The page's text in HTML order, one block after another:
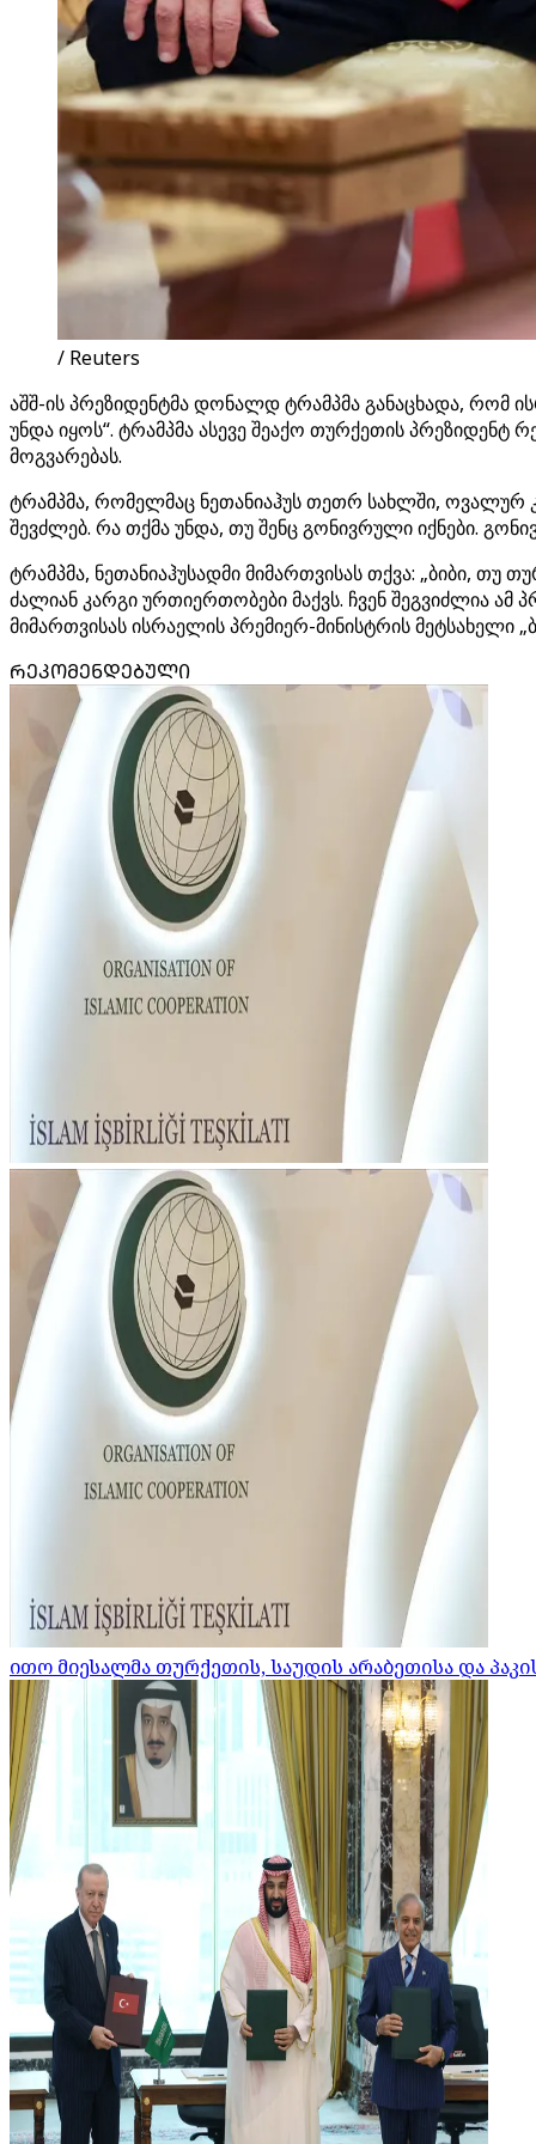
/ Reuters
აშშ-ის პრეზიდენტმა დონალდ ტრამპმა განაცხადა, რომ
უნდა იყოს“. ტრამპმა ასევე შეაქო თურქეთის
მოგვარებას.
ტრამპმა, რომელმაც ნეთანიაჰუს თეთრ სახლში, ოვალურ
შევძლებ. რა თქმა უნდა, თუ შენც გონივრული იქნები.
ტრამპმა, ნეთანიაჰუსადმი მიმართვისას თქვა: „ბიბი,
ძალიან კარგი ურთიერთობები მაქვს. ჩვენ შეგვიძლია ამ
მიმართვისას ისრაელის პრემიერ-მინისტრის მეტსახელი
ᲠᲔᲙᲝᲛᲔᲜᲓᲔᲑᲣᲚᲘ
ითო მიესალმა თურქეთის, საუდის არაბეთისა და